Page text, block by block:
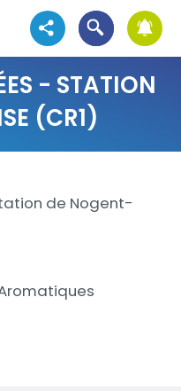
Voir les réseaux sociaux
Ouvrir la
- STATION
(CR1)
de Nogent-